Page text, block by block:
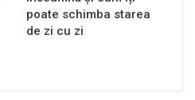
poate schimba starea
de zi cu zi